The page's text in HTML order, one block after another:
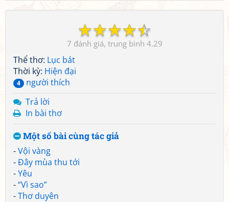
☆
☆
☆
☆
☆
7 4.29
Thể thơ: Lục bát
Thời kỳ: Hiện đại
4
người thích
Trả lời
In bài thơ
Một số bài cùng tác giả
-Vội vàng
-Đây mùa thu tới
-Yêu
-“Vì sao”
-Thơ duyên